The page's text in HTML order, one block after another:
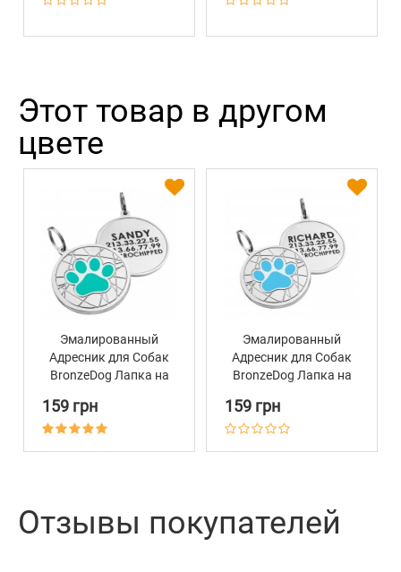
Этот товар в другом
цвете
Эмалированный
Адресник для Собак
BronzeDog Лапка на
Паутинки Бирюзовый
159 грн
Эмалированный
Адресник для Собак
BronzeDog Лапка на
Паутинки Голубой
159 грн
Отзывы покупателей